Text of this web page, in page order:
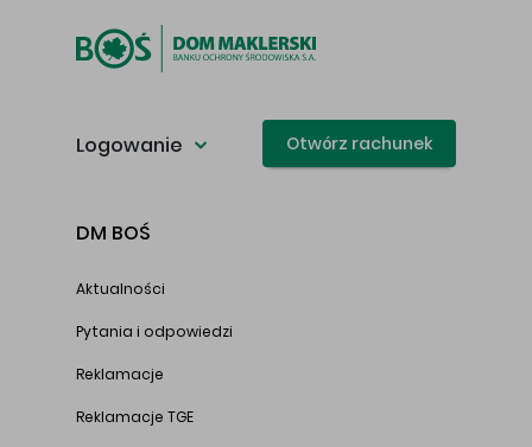
Logowanie Otwórz rachunek
DM BOŚ
Aktualności
Pytania i odpowiedzi
Reklamacje
Reklamacje TGE